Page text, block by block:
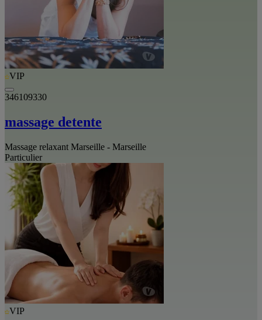
VIP
346109330
massage detente
Massage relaxant Marseille - Marseille
Particulier
VIP